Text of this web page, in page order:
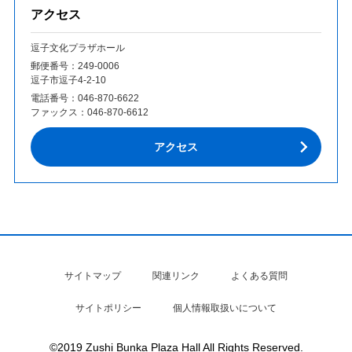
アクセス
逗子文化プラザホール
郵便番号：249‐0006
逗子市逗子4-2-10
電話番号： 046-870-6622
ファックス： 046-870-6612
アクセス
サイトマップ 関連リンク よくある質問
サイトポリシー 個人情報取扱いについて
©2019 Zushi Bunka Plaza Hall All Rights Reserved.